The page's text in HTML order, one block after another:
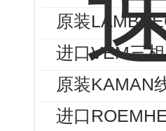
原装
进口VEM三
原装KAMAN
进口